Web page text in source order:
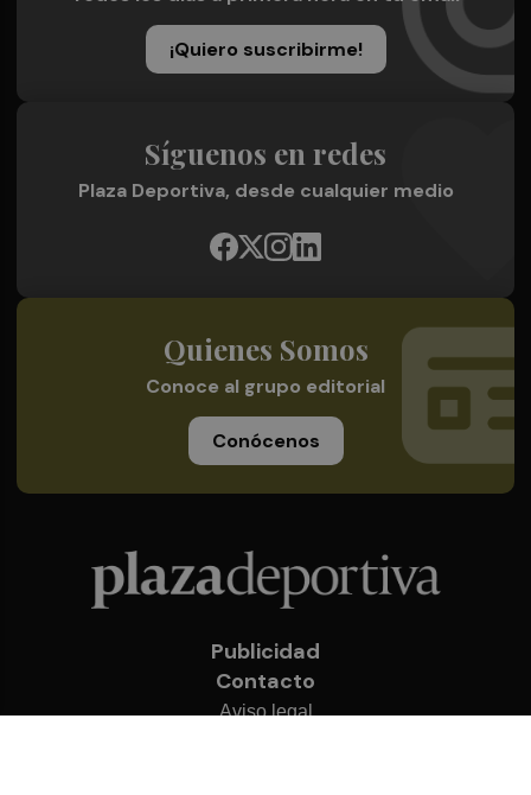
¡Quiero suscribirme!
Síguenos en redes
Plaza Deportiva, desde cualquier medio
Quienes Somos
Conoce al grupo editorial
Conócenos
Publicidad
Contacto
Aviso legal